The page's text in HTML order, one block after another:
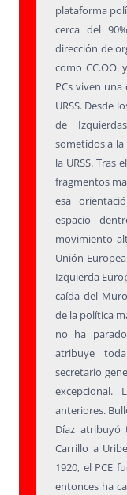
plataforma
cerca del
dirección de
como CC.OO.
PCs viven
URSS. Desde
de
sometidos a
la URSS. Tras
fragmentos
esa
espacio
movimiento
Unión
Izquierda
caída del
de la política
no ha
atribuye
secretario
excepcional.
anteriores.
Díaz atribuyó
Carrillo a
1920, el PCE
entonces ha